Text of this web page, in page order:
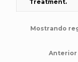
Treatment.
Mostrando
Anterior